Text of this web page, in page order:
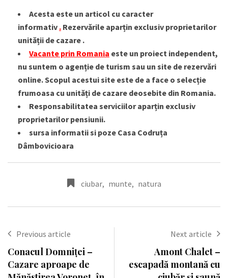
Acesta este un articol cu caracter
informativ . Rezervările aparțin exclusiv proprietarilor
unității de cazare .
Vacante prin Romania este un proiect independent,
nu suntem o agenție de turism sau un site de rezervări
online. Scopul acestui site este de a face o selecție
frumoasa cu unități de cazare deosebite din Romania.
Responsabilitatea serviciilor aparțin exclusiv
proprietarilor pensiunii.
sursa informatii si poze Casa Codruța
Dâmbovicioara
ciubar, munte, natura
Previous article
Conacul Domniței –
Cazare aproape de
Next article
Amont Chalet –
escapadă montană cu